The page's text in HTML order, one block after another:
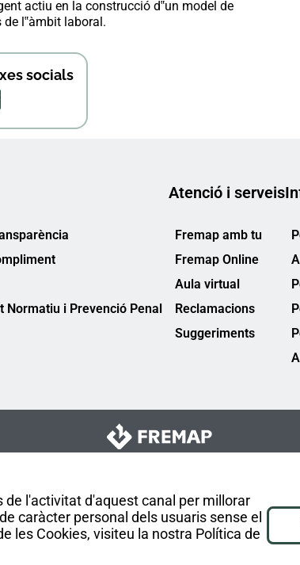
l'activitat d'aquest canal per millorar
caràcter personal dels usuaris sense el
les Cookies, visiteu la nostra Política de
actiu en la construcció d‟un model de
l‟àmbit laboral.
socials
Normatiu i Prevenció Penal
Atenció i serveis
Fremap amb tu
Fremap Online
Aula virtual
Reclamacions
Suggeriments